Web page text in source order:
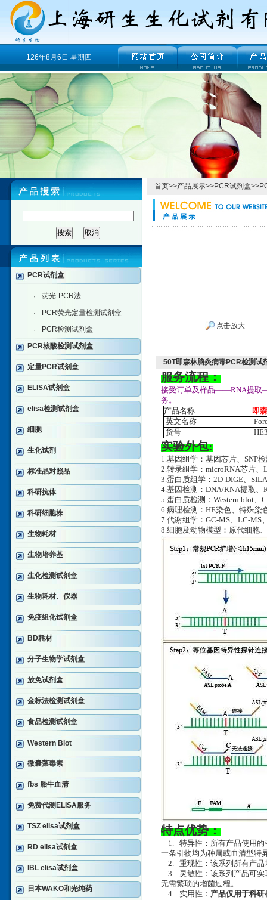
126年8月6日 星期四
PCR试剂盒
· 荧光-PCR法
· PCR荧光定量检测试剂盒
·
PCR检测试剂盒
PCR核酸检测试剂盒
定量PCR试剂盒
ELISA试剂盒
elisa检测试剂盒
细胞
生化试剂
标准品对照品
科研抗体
科研细胞株
生物耗材
生物培养基
生化检测试剂盒
生物耗材、仪器
免疫组化试剂盒
BD耗材
分子生物学试剂盒
放免试剂盒
金标法检测试剂盒
食品检测试剂盒
Western Blot
微囊藻毒素
fbs 胎牛血清
免费代测ELISA服务
TSZ elisa试剂盒
RD elisa试剂盒
IBL elisa试剂盒
日本WAKO和光纯药
首页>>产品展示>>PCR试剂盒>>
点击放大
50T即森林脑炎病毒PCR检测试
服务流程：
接受订单及样品——RNA提
务。
产品名称
即
英文名称
货号
实验外包:
1.基因组学：基因芯片、SNP
2.转录组学：microRNA芯片、
3.蛋白质组学：2D-DIGE、
4.基因检测：DNA/RNA提取、
5.蛋白质检测：Western blot、
6.病理检测：HE染色、特殊染
7.代谢组学：GC-MS、LC-MS
8.细胞及动物模型：原代细胞
特点优势：
1. 特异性：所有产品使用的
一条引物均为种属或血清型特
2. 重现性：该系列所有产品
3. 灵敏性：该系列产品可实
无需繁琐的增菌过程。
4. 实用性： 产品仅用于科研